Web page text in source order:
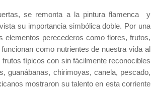
se remonta a la pintura flamenca y
su importancia simbólica doble. Por una
elementos perecederos como flores, frutos,
como nutrientes de nuestra vida al
típicos con sin fácilmente reconocibles
guanábanas, chirimoyas, canela, pescado,
mostraron su talento en esta corriente